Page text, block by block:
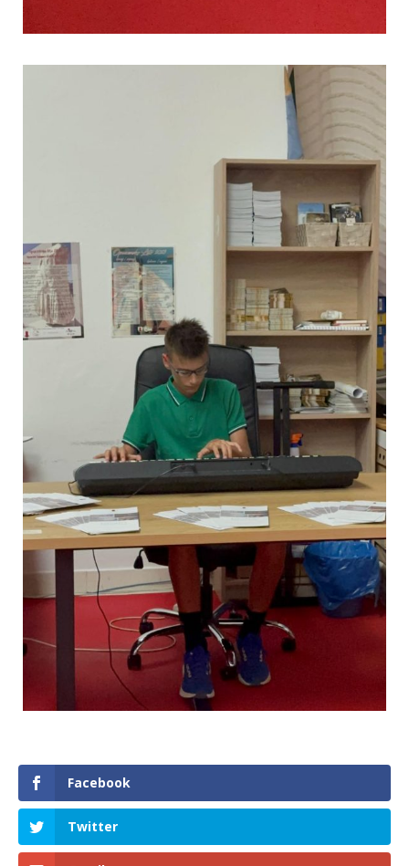
Facebook
Twitter